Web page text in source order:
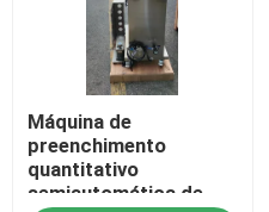
Máquina de
preenchimento
quantitativo
semiautomática de